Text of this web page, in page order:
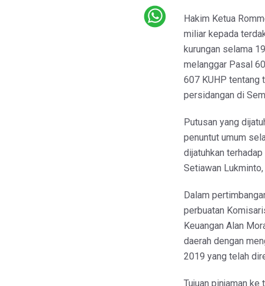
Hakim Ketua
miliar kepada
kurungan selama
melanggar Pasal
607 KUHP tentang
persidangan di
Putusan yang
penuntut umum
dijatuhkan
Setiawan
Dalam
perbuatan
Keuangan Alan
daerah dengan
2019 yang telah
Tujuan pinjaman